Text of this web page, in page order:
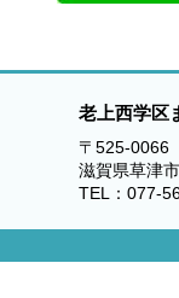
老上西学区
〒525-0066
滋賀県草津
TEL：077-